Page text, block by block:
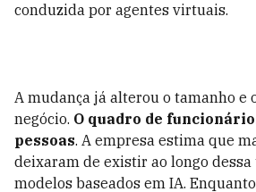
conduzida por agentes virtuais.
A mudança já alterou o tamanho e
negócio. O quadro de
pessoas. A empresa estima que
deixaram de existir ao longo
modelos baseados em IA.